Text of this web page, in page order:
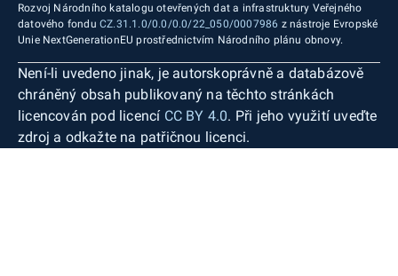
Rozvoj Národního katalogu otevřených dat a infrastruktury Veřejného
datového fondu CZ.31.1.0/0.0/0.0/22_050/0007986 z nástroje Evropské
Unie NextGenerationEU prostřednictvím Národního plánu obnovy.
Není-li uvedeno jinak, je autorskoprávně a databázově
chráněný obsah publikovaný na těchto stránkách
licencován pod licencí CC BY 4.0. Při jeho využití uveďte
zdroj a odkažte na patřičnou licenci.